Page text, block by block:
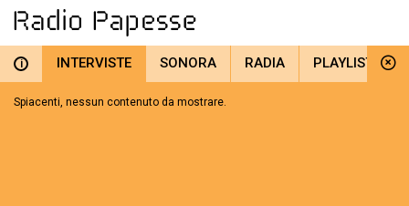
i INTERVISTE SONORA RADIA PLAYLIST
Spiacenti, nessun contenuto da mostrare.